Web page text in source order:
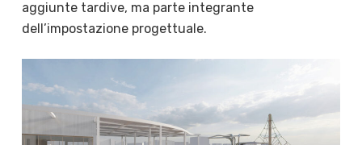
aggiunte tardive, ma parte integrante
dell’impostazione progettuale.